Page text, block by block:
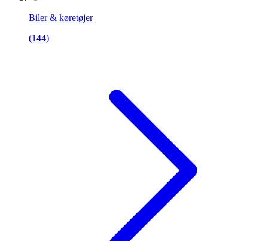
Biler & køretøjer
(144)